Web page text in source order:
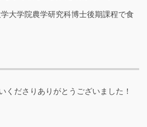
大学院農学研究科博士後期課程で食
くださりありがとうございました！